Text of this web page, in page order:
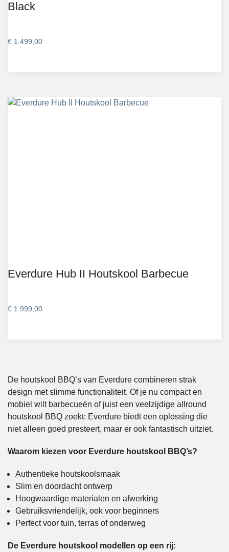
Black
€ 1.499,00
Everdure Hub II Houtskool Barbecue
€ 1.999,00
De houtskool BBQ’s van Everdure combineren strak
design met slimme functionaliteit. Of je nu compact en
mobiel wilt barbecueën of juist een veelzijdige allround
houtskool BBQ zoekt: Everdure biedt een oplossing die
niet alleen goed presteert, maar er ook fantastisch uitziet.
Waarom kiezen voor Everdure houtskool BBQ’s?
Authentieke houtskoolsmaak
Slim en doordacht ontwerp
Hoogwaardige materialen en afwerking
Gebruiksvriendelijk, ook voor beginners
Perfect voor tuin, terras of onderweg
De Everdure houtskool modellen op een rij: